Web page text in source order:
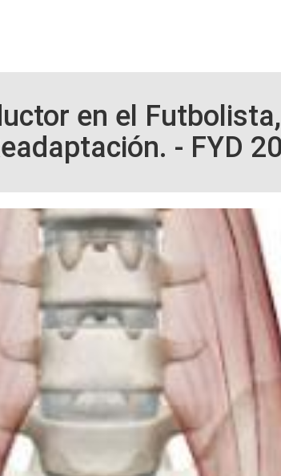
en el
- FYD